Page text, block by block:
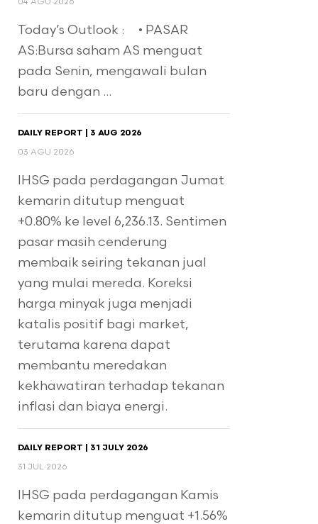
Today’s Outlook : • PASAR
AS:Bursa saham AS menguat
pada Senin, mengawali bulan
baru dengan ...
DAILY REPORT | 3 AUG 2026
03 AGU 2026
IHSG pada perdagangan Jumat
kemarin ditutup menguat
+0.80% ke level 6,236.13. Sentimen
pasar masih cenderung
membaik seiring tekanan jual
yang mulai mereda. Koreksi
harga minyak juga menjadi
katalis positif bagi market,
terutama karena dapat
membantu meredakan
kekhawatiran terhadap tekanan
inflasi dan biaya energi.
DAILY REPORT | 31 JULY 2026
31 JUL 2026
IHSG pada perdagangan Kamis
kemarin ditutup menguat +1.56%